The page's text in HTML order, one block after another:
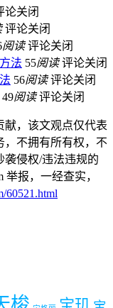
论关闭
评论关闭
阅读 评论关闭
法 55阅读 评论关闭
56阅读 评论关闭
49阅读 评论关闭
献，该文观点仅代表
，不拥有所有权，不
袭侵权/违法违规的
举报，一经查实，
60521.html